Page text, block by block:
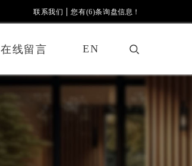
联系我们 您有(6)条询盘信息！
在线留言 EN